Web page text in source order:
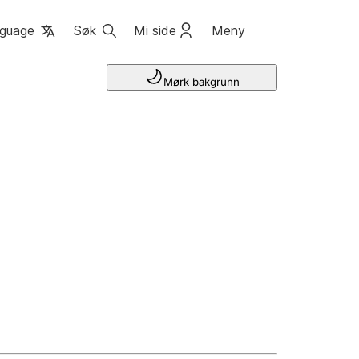
Søk Mi side Meny
Mørk bakgrunn